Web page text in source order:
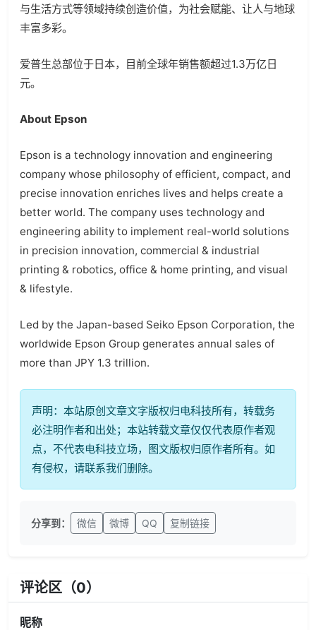
与生活方式等领域持续创造价值，为社会赋能、让人与地球
丰富多彩。
爱普生总部位于日本，目前全球年销售额超过1.3万亿日
元。
About Epson
Epson is a technology innovation and engineering
company whose philosophy of efficient, compact, and
precise innovation enriches lives and helps create a
better world. The company uses technology and
engineering ability to implement real-world solutions
in precision innovation, commercial & industrial
printing & robotics, office & home printing, and visual
& lifestyle.
Led by the Japan-based Seiko Epson Corporation, the
worldwide Epson Group generates annual sales of
more than JPY 1.3 trillion.
声明：本站原创文章文字版权归电科技所有，转载务
必注明作者和出处；本站转载文章仅仅代表原作者观
点，不代表电科技立场，图文版权归原作者所有。如
有侵权，请联系我们删除。
分享到： 微信 微博 QQ 复制链接
评论区（0）
昵称